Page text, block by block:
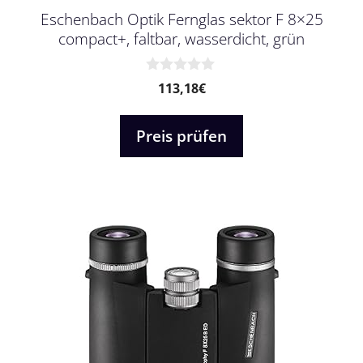
Eschenbach Optik Fernglas sektor F 8×25
compact+, faltbar, wasserdicht, grün
5
113,18€
Preis prüfen